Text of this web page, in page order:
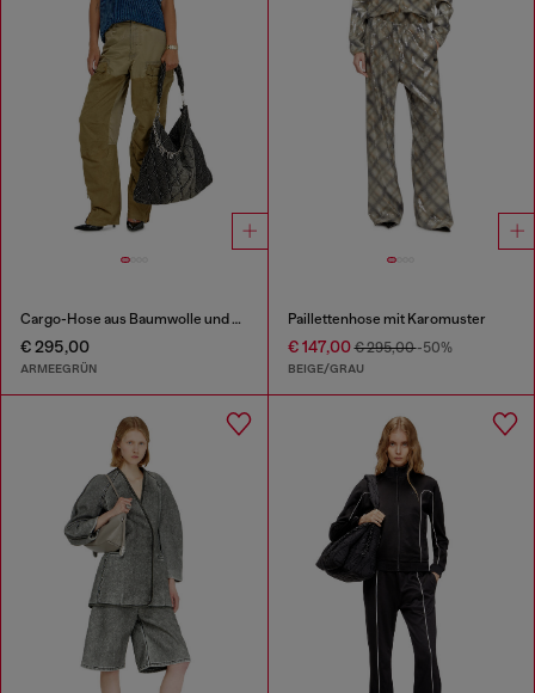
Cargo-Hose aus Baumwolle und Nylon
€ 295,00
ARMEEGRÜN
Paillettenhose mit Karomuster
€ 147,00€ 295,00-50%
BEIGE/GRAU